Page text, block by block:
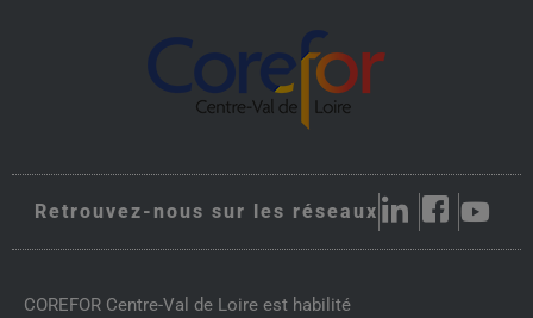
Retrouvez-nous sur les réseaux
COREFOR Centre-Val de Loire est habilité